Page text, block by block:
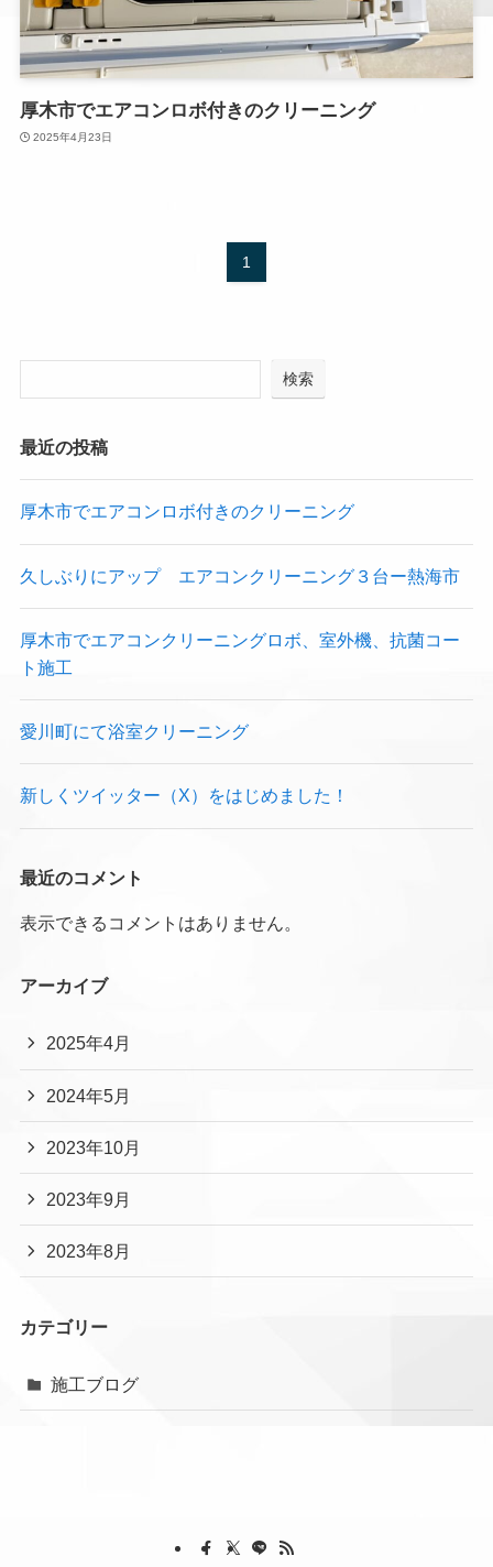
厚木市でエアコンロボ付きのクリーニング
2025年4月23日
1
検索
最近の投稿
厚木市でエアコンロボ付きのクリーニング
久しぶりにアップ エアコンクリーニング３台ー熱海市
厚木市でエアコンクリーニングロボ、室外機、抗菌コー
ト施工
愛川町にて浴室クリーニング
新しくツイッター（X）をはじめました！
最近のコメント
表示できるコメントはありません。
アーカイブ
2025年4月
2024年5月
2023年10月
2023年9月
2023年8月
カテゴリー
施工ブログ